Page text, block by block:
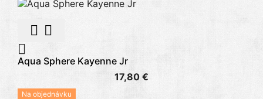
 

Aqua Sphere Kayenne Jr
17,80 €
Na objednávku